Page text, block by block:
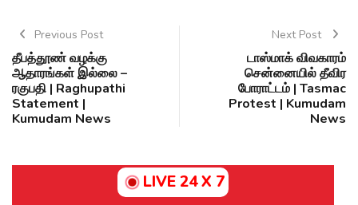
Previous Post
தீபத்தூண் வழக்கு
ஆதாரங்கள் இல்லை –
ரகுபதி | Raghupathi
Statement |
Kumudam News
Next Post
டாஸ்மாக் விவகாரம்
சென்னையில் தீவிர
போராட்டம் | Tasmac
Protest | Kumudam
News
LIVE 24 X 7